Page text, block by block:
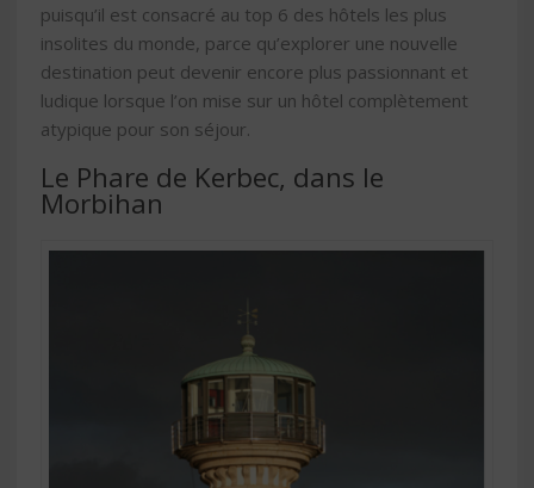
puisqu’il est consacré au top 6 des hôtels les plus
insolites du monde, parce qu’explorer une nouvelle
destination peut devenir encore plus passionnant et
ludique lorsque l’on mise sur un hôtel complètement
atypique pour son séjour.
Le Phare de Kerbec, dans le
Morbihan